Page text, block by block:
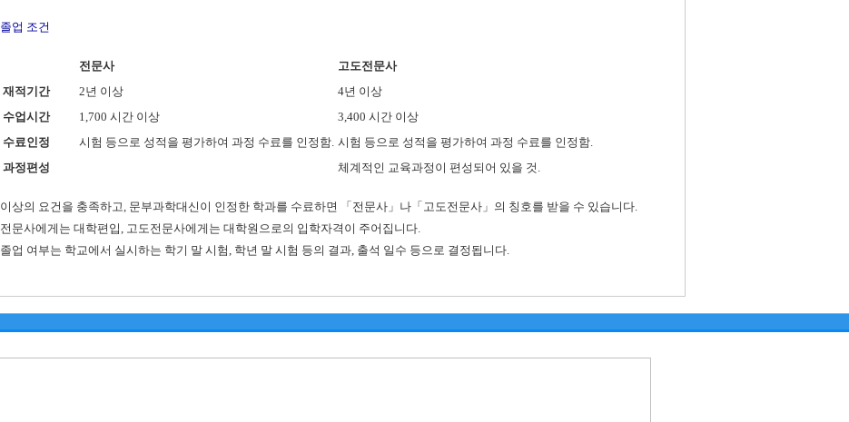
졸업 조건
전문사
고도전문사
재적기간
2년 이상
4년 이상
수업시간
1,700 시간 이상
3,400 시간 이상
수료인정
시험 등으로 성적을 평가하여 과정 수료를 인정함. 시험 등으로 성적을 평가하여 과정 수료를 인정함.
과정편성
체계적인 교육과정이 편성되어 있을 것.
이상의 요건을 충족하고, 문부과학대신이 인정한 학과를 수료하면 「전문사」나「고도전문사」의 칭호를 받을 수 있습니다.
전문사에게는 대학편입, 고도전문사에게는 대학원으로의 입학자격이 주어집니다.
졸업 여부는 학교에서 실시하는 학기 말 시험, 학년 말 시험 등의 결과, 출석 일수 등으로 결정됩니다.